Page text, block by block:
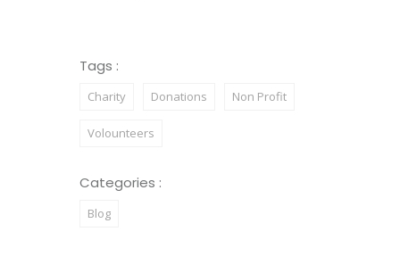
Tags :
Charity Donations Non Profit
Volounteers
Categories :
Blog